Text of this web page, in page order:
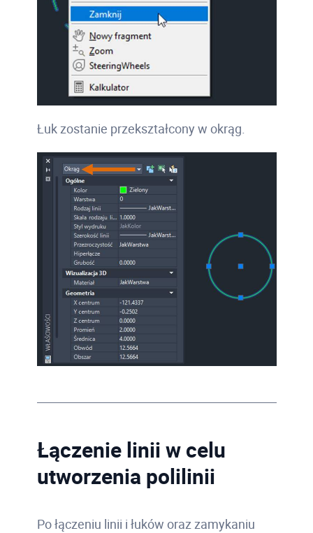
Łuk zostanie przekształcony w okrąg.
Łączenie linii w celu
utworzenia polilinii
Po łączeniu linii i łuków oraz zamykaniu